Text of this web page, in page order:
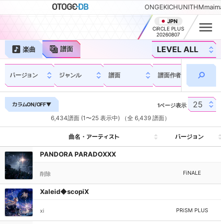
ONGEKICHUNITHM
JPN
CiRCLE PLUS
20260807
楽曲 譜面
バージョン ジャンル 譜面 譜面作者
6,434譜面 (1〜25 表示中) （全 6,439 譜面）
1ページ表示
カラムON/OFF▼
曲名・アーティスト
バージョン
曲名・アーティスト
PANDORA PARADOXXX
削除 FiNALE
Xaleid◆scopiX
xi PRiSM PLUS